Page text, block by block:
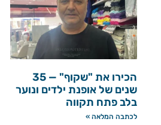
הכירו את "שקוף" — 35
שנים של אופנת ילדים ונוער
בלב פתח תקווה
לכתבה המלאה »